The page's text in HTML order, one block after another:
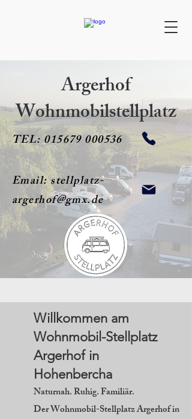
Argerhof
Wohnmobilstellplatz
TEL:015679 000536
Email:stellplatz-
argerhof@gmx.de
Willkommen am
Wohnmobil-Stellplatz
Argerhof in
Hohenbercha
Naturnah. Ruhig. Familiär.
Der Wohnmobil-Stellplatz Argerhof in